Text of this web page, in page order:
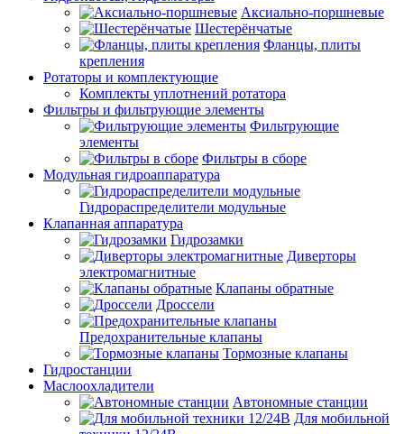
Аксиально-поршневые
Шестерёнчатые
Фланцы, плиты
крепления
Ротаторы и комплектующие
Комплекты уплотнений ротатора
Фильтры и фильтрующие элементы
Фильтрующие
элементы
Фильтры в сборе
Модульная гидроаппаратура
Гидрораспределители модульные
Клапанная аппаратура
Гидрозамки
Диверторы
электромагнитные
Клапаны обратные
Дроссели
Предохранительные клапаны
Тормозные клапаны
Гидростанции
Маслоохладители
Автономные станции
Для мобильной